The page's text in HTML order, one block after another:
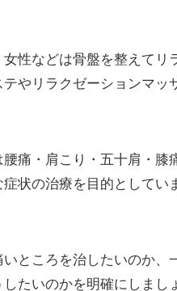
女性などは骨盤を整えてリ
テやリラクゼーションマッ
腰痛・肩こり・五十肩・膝
状の治療を目的としてい
いところを治したいのか、
たいのかを明確にしまし